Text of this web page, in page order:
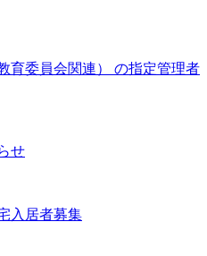
育委員会関連） の指定管理者
せ
入居者募集